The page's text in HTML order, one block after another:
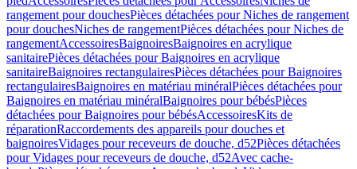
rangement pour douchesPièces détachées pour Niches de rangement
pour douchesNiches de rangementPièces détachées pour Niches de
rangementAccessoiresBaignoiresBaignoires en acrylique
sanitairePièces détachées pour Baignoires en acrylique
sanitaireBaignoires rectangulairesPièces détachées pour Baignoires
rectangulairesBaignoires en matériau minéralPièces détachées pour
Baignoires en matériau minéralBaignoires pour bébésPièces
détachées pour Baignoires pour bébésAccessoiresKits de
réparationRaccordements des appareils pour douches et
baignoiresVidages pour receveurs de douche, d52Pièces détachées
pour Vidages pour receveurs de douche, d52Avec cache-